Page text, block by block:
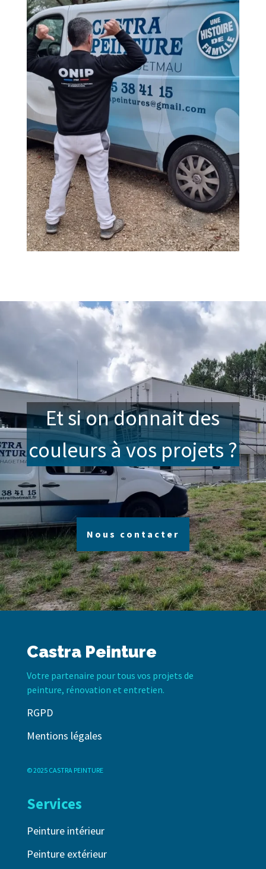
Et si on donnait des
couleurs à vos projets ?
Nous contacter
Castra Peinture
Votre partenaire pour tous vos projets de
peinture, rénovation et entretien.
RGPD
Mentions légales
© 2025 CASTRA PEINTURE
Services
Peinture intérieur
Peinture extérieur